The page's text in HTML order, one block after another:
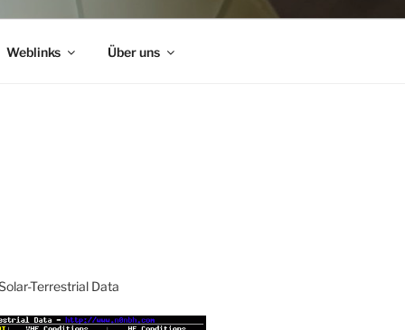
Weblinks Über uns
Terrestrial Data